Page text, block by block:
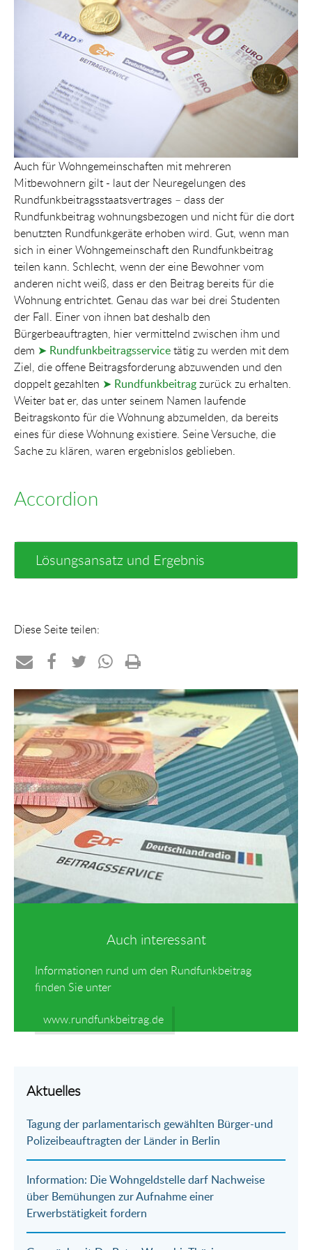
Auch für Wohngemeinschaften mit mehreren
Mitbewohnern gilt - laut der Neuregelungen des
Rundfunkbeitragsstaatsvertrages – dass der
Rundfunkbeitrag wohnungsbezogen und nicht für die dort
benutzten Rundfunkgeräte erhoben wird. Gut, wenn man
sich in einer Wohngemeinschaft den Rundfunkbeitrag
teilen kann. Schlecht, wenn der eine Bewohner vom
anderen nicht weiß, dass er den Beitrag bereits für die
Wohnung entrichtet. Genau das war bei drei Studenten
der Fall. Einer von ihnen bat deshalb den
Bürgerbeauftragten, hier vermittelnd zwischen ihm und
dem ➤ Rundfunkbeitragsservicetätig zu werden mit dem
Ziel, die offene Beitragsforderung abzuwenden und den
doppelt gezahlten ➤ Rundfunkbeitragzurück zu erhalten.
Weiter bat er, das unter seinem Namen laufende
Beitragskonto für die Wohnung abzumelden, da bereits
eines für diese Wohnung existiere. Seine Versuche, die
Sache zu klären, waren ergebnislos geblieben.
Accordion
Lösungsansatz und Ergebnis
Diese Seite teilen:
per
E-
Mail
auf
Facebook
auf
Twitter
per
WhatsApp
Auch interessant
Informationen rund um den Rundfunkbeitrag
finden Sie unter
www.rundfunkbeitrag.de
Aktuelles
Tagung der parlamentarisch gewählten Bürger-und
Polizeibeauftragten der Länder in Berlin
Information: Die Wohngeldstelle darf Nachweise
über Bemühungen zur Aufnahme einer
Erwerbstätigkeit fordern